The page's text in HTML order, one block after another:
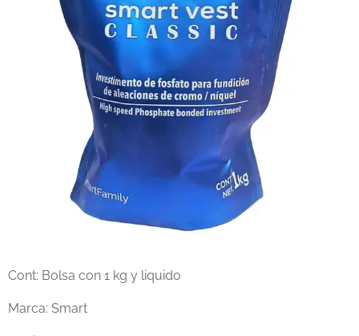
Cont: Bolsa con 1 kg y liquido
Marca: Smart